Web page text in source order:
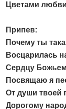
Цветами
Припев:
Почему ты
Восцарилась
Сердцу
Посвящаю я
От души твоей
Дорогому